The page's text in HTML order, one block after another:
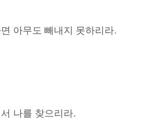
아무도 빼내지 못하리라.
나를 찾으리라.